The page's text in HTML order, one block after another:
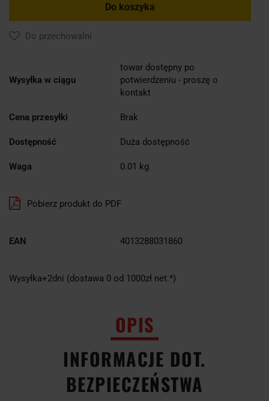
Do koszyka
Do przechowalni
Wysyłka w ciągu
towar dostępny po
potwierdzeniu - proszę o
kontakt
Cena przesyłki Brak
Dostępność Duża dostępność
Waga 0.01 kg
Pobierz produkt do PDF
EAN 4013288031860
Wysyłka+2dni (dostawa 0 od 1000zł net.*)
OPIS
INFORMACJE DOT.
BEZPIECZEŃSTWA